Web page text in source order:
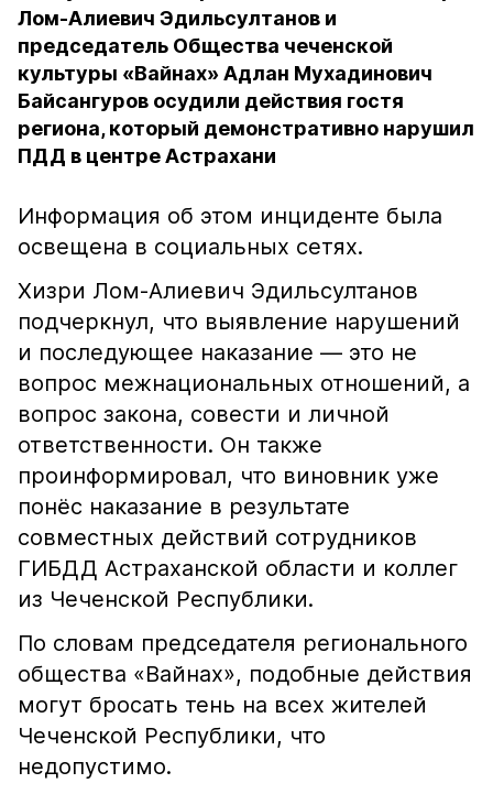
Лом-Алиевич Эдильсултанов и
председатель Общества чеченской
культуры «Вайнах» Адлан Мухадинович
Байсангуров осудили действия гостя
региона, который демонстративно нарушил
ПДД в центре Астрахани
Информация об этом инциденте была
освещена в социальных сетях.
Хизри Лом-Алиевич Эдильсултанов
подчеркнул, что выявление нарушений
и последующее наказание — это не
вопрос межнациональных отношений, а
вопрос закона, совести и личной
ответственности. Он также
проинформировал, что виновник уже
понёс наказание в результате
совместных действий сотрудников
ГИБДД Астраханской области и коллег
из Чеченской Республики.
По словам председателя регионального
общества «Вайнах», подобные действия
могут бросать тень на всех жителей
Чеченской Республики, что
недопустимо.